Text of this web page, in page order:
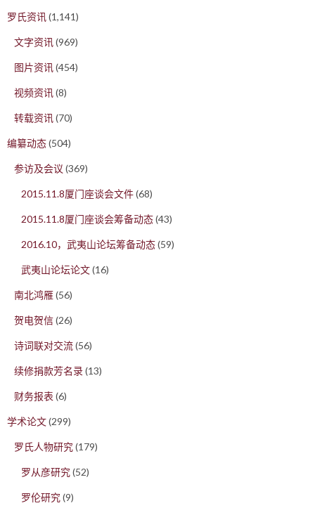
罗氏资讯(1,141)
文字资讯(969)
图片资讯(454)
视频资讯(8)
转载资讯(70)
编纂动态(504)
参访及会议 (369)
2015.11.8厦门座谈会文件(68)
2015.11.8厦门座谈会筹备动态(43)
2016.10，武夷山论坛筹备动态(59)
武夷山论坛论文(16)
南北鸿雁(56)
贺电贺信(26)
诗词联对交流(56)
续修捐款芳名录(13)
财务报表 (6)
学术论文(299)
罗氏人物研究(179)
罗从彦研究(52)
罗伦研究(9)